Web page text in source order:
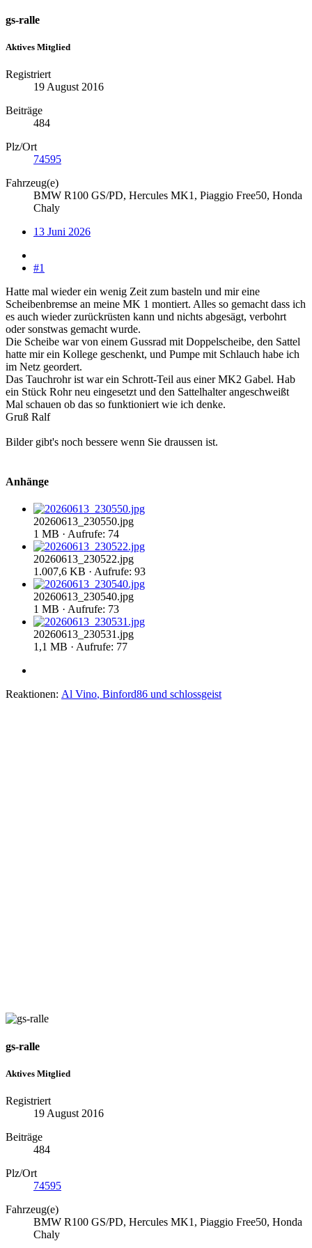
gs-ralle
Aktives Mitglied
Registriert
19 August 2016
Beiträge
484
Plz/Ort
74595
Fahrzeug(e)
BMW R100 GS/PD, Hercules MK1, Piaggio Free50, Honda
Chaly
13 Juni 2026
#1
Hatte mal wieder ein wenig Zeit zum basteln und mir eine
Scheibenbremse an meine MK 1 montiert. Alles so gemacht dass ich
es auch wieder zurückrüsten kann und nichts abgesägt, verbohrt
oder sonstwas gemacht wurde.
Die Scheibe war von einem Gussrad mit Doppelscheibe, den Sattel
hatte mir ein Kollege geschenkt, und Pumpe mit Schlauch habe ich
im Netz geordert.
Das Tauchrohr ist war ein Schrott-Teil aus einer MK2 Gabel. Hab
ein Stück Rohr neu eingesetzt und den Sattelhalter angeschweißt
Mal schauen ob das so funktioniert wie ich denke.
Gruß Ralf
Bilder gibt's noch bessere wenn Sie draussen ist.
Anhänge
20260613_230550.jpg
1 MB · Aufrufe: 74
20260613_230522.jpg
1.007,6 KB · Aufrufe: 93
20260613_230540.jpg
1 MB · Aufrufe: 73
20260613_230531.jpg
1,1 MB · Aufrufe: 77
Reaktionen: Al Vino, Binford86 und schlossgeist
gs-ralle
Aktives Mitglied
Registriert
19 August 2016
Beiträge
484
Plz/Ort
74595
Fahrzeug(e)
BMW R100 GS/PD, Hercules MK1, Piaggio Free50, Honda
Chaly